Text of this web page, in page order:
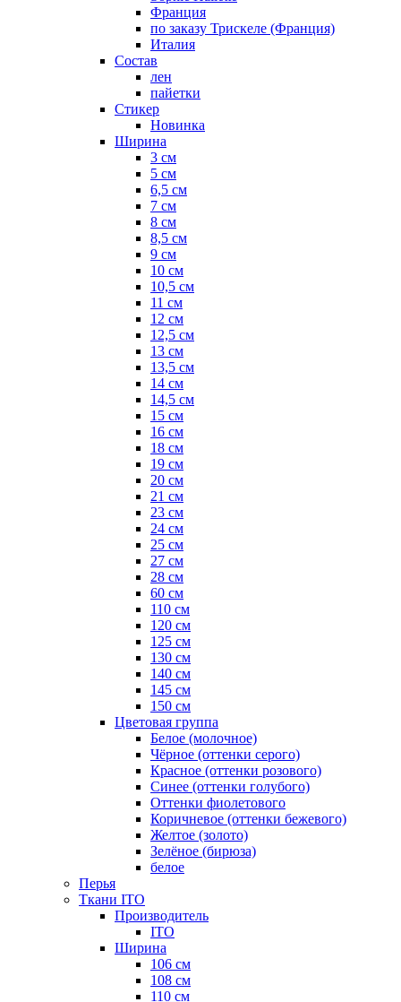
Франция
по заказу Трискеле (Франция)
Италия
Состав
лен
пайетки
Стикер
Новинка
Ширина
3 см
5 см
6,5 см
7 см
8 см
8,5 см
9 см
10 см
10,5 см
11 см
12 см
12,5 см
13 см
13,5 см
14 см
14,5 см
15 см
16 см
18 см
19 см
20 см
21 см
23 см
24 см
25 см
27 см
28 см
60 см
110 см
120 см
125 см
130 см
140 см
145 см
150 см
Цветовая группа
Белое (молочное)
Чёрное (оттенки серого)
Красное (оттенки розового)
Синее (оттенки голубого)
Оттенки фиолетового
Коричневое (оттенки бежевого)
Желтое (золото)
Зелёное (бирюза)
белое
Перья
Ткани ITO
Производитель
ITO
Ширина
106 см
108 см
110 см